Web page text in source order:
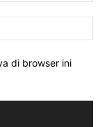
di browser ini